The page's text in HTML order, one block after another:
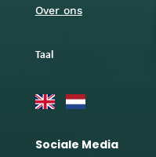
Over ons
Taal
Sociale Media